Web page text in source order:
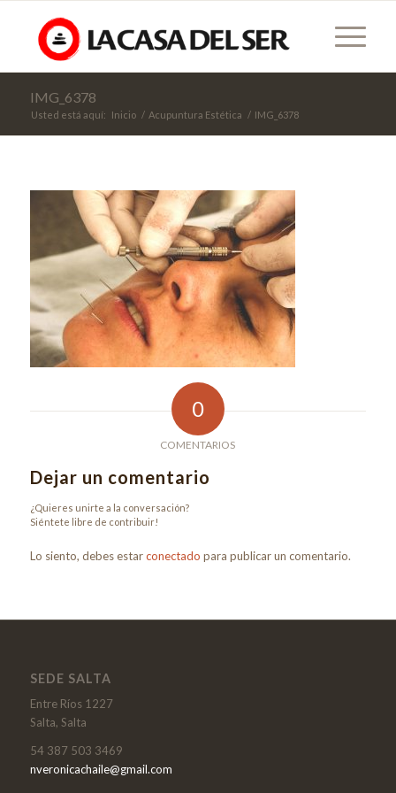
IMG_6378
Usted está aquí: Inicio / Acupuntura Estética / IMG_6378
0
COMENTARIOS
Dejar un comentario
¿Quieres unirte a la conversación?
Siéntete libre de contribuir!
Lo siento, debes estarconectado para publicar un comentario.
SEDE SALTA
Entre Ríos 1227
Salta, Salta
54 387 503 3469
nveronicachaile@gmail.com